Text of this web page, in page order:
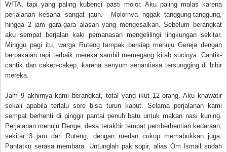
WITA, tapi yang paling kubenci pasti molor. Aku paling malas karena
perjalanan kesana sangat jauh. Molornya nggak tanggung-tanggung,
hingga 2 jam gara-gara alasan yang mengesalkan. Sebelum berangkat
aku sempat berjalan kaki pemanasan mengelilingi lingkungan sekitar.
Minggu pagi itu, warga Ruteng tampak bersiap menuju Gereja dengan
berpakaian rapi terbaik mereka sambil memegang kitab sucinya. Cantik-
cantik dan cakep-cakep, karena senyum senantiasa tersungging di bibir
mereka.
Jam 9 akhirnya kami berangkat, total yang ikut 12 orang. Aku khawatir
sekali apabila terlalu sore bisa turun kabut. Selama perjalanan kami
sempat berhenti di pinggir pantai penuh batu untuk makan nasi kuning.
Perjalanan menuju Denge, desa terakhir tempat pemberhentian kedaraan,
sekitar 3 jam dari Ruteng, dengan medan cukup memabukkan juga.
Pantatku serasa membara. Untunglah pak sopir, alias Om Ismail sudah